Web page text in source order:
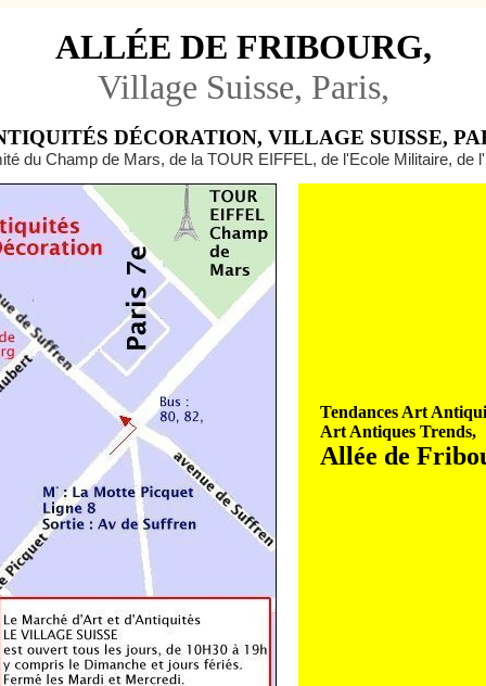
ALLÉE DE FRIBOURG,
Village Suisse, Paris,
DÉCORATION, VILLAGE SUISSE,
du Champ de Mars, de la TOUR EIFFEL, de l'Ecole Militaire, de
Tendances Art
Art Antiques Trends,
Allée de